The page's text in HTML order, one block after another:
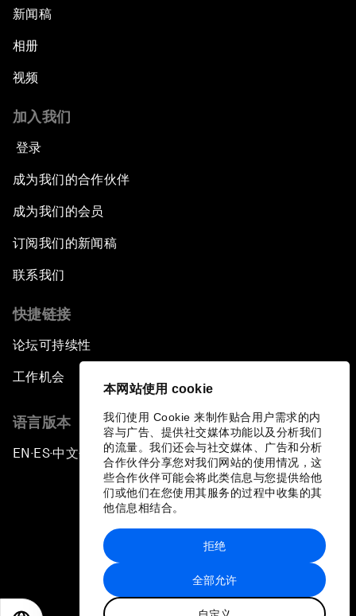
本网站使用 cookie
我们使用 Cookie 来制作贴合用户需求的内
容与广告、提供社交媒体功能以及分析我们
的流量。我们还会与社交媒体、广告和分析
合作伙伴分享您对我们网站的使用情况，这
些合作伙伴可能会将此类信息与您提供给他
们或他们在您使用其服务的过程中收集的其
他信息相结合。
全部允许
拒绝
新闻稿
相册
视频
加入我们
登录
成为我们的合作伙伴
成为我们的会员
订阅我们的新闻稿
联系我们
快捷链接
论坛可持续性
工作机会
语言版本
EN ▪ES▪中文▪ 日本語
站点地图